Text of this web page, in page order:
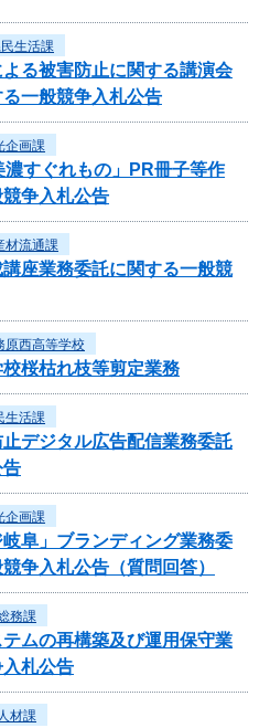
生活課
る被害防止に関する講演会
一般競争入札公告
企画課
すぐれもの」PR冊子等作
争入札公告
材流通課
座業務委託に関する一般競
原西高等学校
桜枯れ枝等剪定業務
生活課
デジタル広告配信業務委託
告
企画課
岐阜」ブランディング業務委
争入札公告（質問回答）
務課
ムの再構築及び運用保守業
札公告
材課